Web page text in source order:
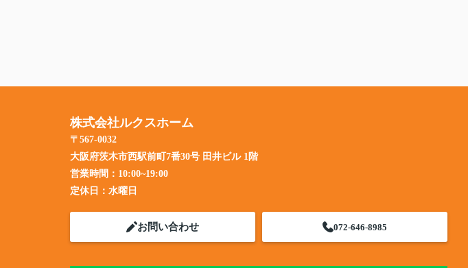
株式会社ルクスホーム
〒567-0032
大阪府茨木市西駅前町7番30号 田井ビル 1階
営業時間： 10:00~19:00
定休日： 水曜日
お問い合わせ 072-646-8985